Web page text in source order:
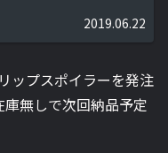
2019.06.22
ップスポイラーを発注
無しで次回納品予定